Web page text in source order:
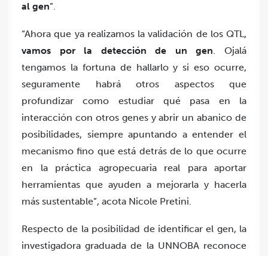
al gen”.
“Ahora que ya realizamos la validación de los QTL,
vamos por la detección de un gen . Ojalá
tengamos la fortuna de hallarlo y si eso ocurre,
seguramente habrá otros aspectos que
profundizar como estudiar qué pasa en la
interacción con otros genes y abrir un abanico de
posibilidades, siempre apuntando a entender el
mecanismo fino que está detrás de lo que ocurre
en la práctica agropecuaria real para aportar
herramientas que ayuden a mejorarla y hacerla
más sustentable”, acota Nicole Pretini.
Respecto de la posibilidad de identificar el gen, la
investigadora graduada de la UNNOBA reconoce